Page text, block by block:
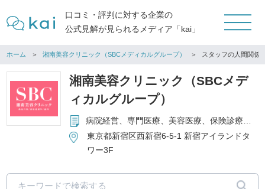
口コミ・評判に対する企業の
公式見解が見られるメディア「kai」
ホーム 湘南美容クリニック（SBCメディカルグループ） スタッフの人間関係
湘南美容クリニック（SBCメデ
ィカルグループ）
病院経営、専門医療、美容医療、保険診療から自由診療までのトータル医療サービス、医療に関するコンサルト業務、医療法人のマーケティングコンサル 等
東京都新宿区西新宿6-5-1 新宿アイランドタ
ワー3F